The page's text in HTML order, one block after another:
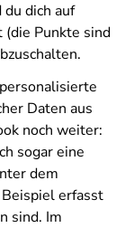
dich auf
(die Punkte sind
Daten aus
noch weiter:
sogar eine
dem
erfasst
sind. Im